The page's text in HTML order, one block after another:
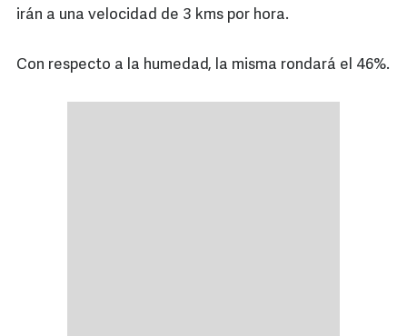
irán a una velocidad de 3 kms por hora.
Con respecto a la humedad, la misma rondará el 46%.